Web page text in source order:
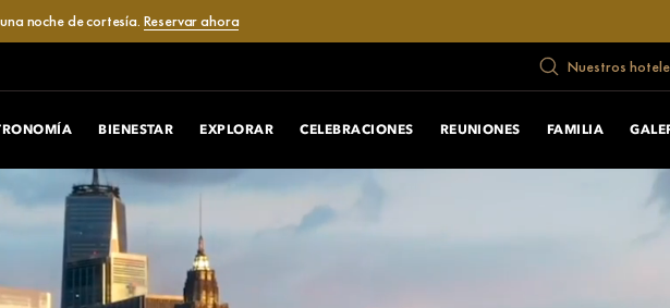
noche de cortesía. Reservar ahora
Nuestros
BIENESTAR EXPLORAR CELEBRACIONES REUNIONES FAMILIA